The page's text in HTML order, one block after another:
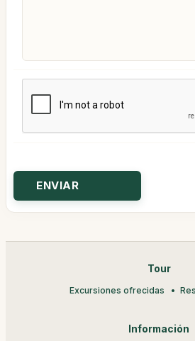
Tour
Excursiones ofrecidas
Información